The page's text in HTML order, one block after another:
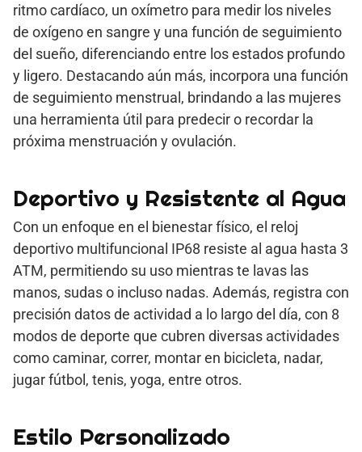
ritmo cardíaco, un oxímetro para medir los niveles
de oxígeno en sangre y una función de seguimiento
del sueño, diferenciando entre los estados profundo
y ligero. Destacando aún más, incorpora una función
de seguimiento menstrual, brindando a las mujeres
una herramienta útil para predecir o recordar la
próxima menstruación y ovulación.
Deportivo y Resistente al Agua
Con un enfoque en el bienestar físico, el reloj
deportivo multifuncional IP68 resiste al agua hasta 3
ATM, permitiendo su uso mientras te lavas las
manos, sudas o incluso nadas. Además, registra con
precisión datos de actividad a lo largo del día, con 8
modos de deporte que cubren diversas actividades
como caminar, correr, montar en bicicleta, nadar,
jugar fútbol, tenis, yoga, entre otros.
Estilo Personalizado